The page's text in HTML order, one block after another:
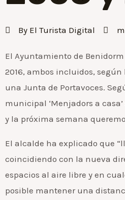
By El Turista Digital
El Ayuntamiento de
2016, ambos incluidos,
una Junta de Portavoces.
municipal ‘Menjadors a
y la próxima semana
El alcalde ha explicado que
coincidiendo con la nueva
espacios al aire libre y en
posible mantener una